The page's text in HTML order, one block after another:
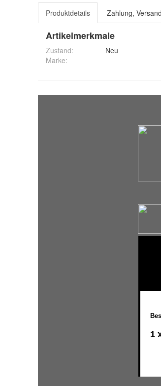
Produktdetails Zahlung,
Artikelmerkmale
Zustand:
Neu
Marke: